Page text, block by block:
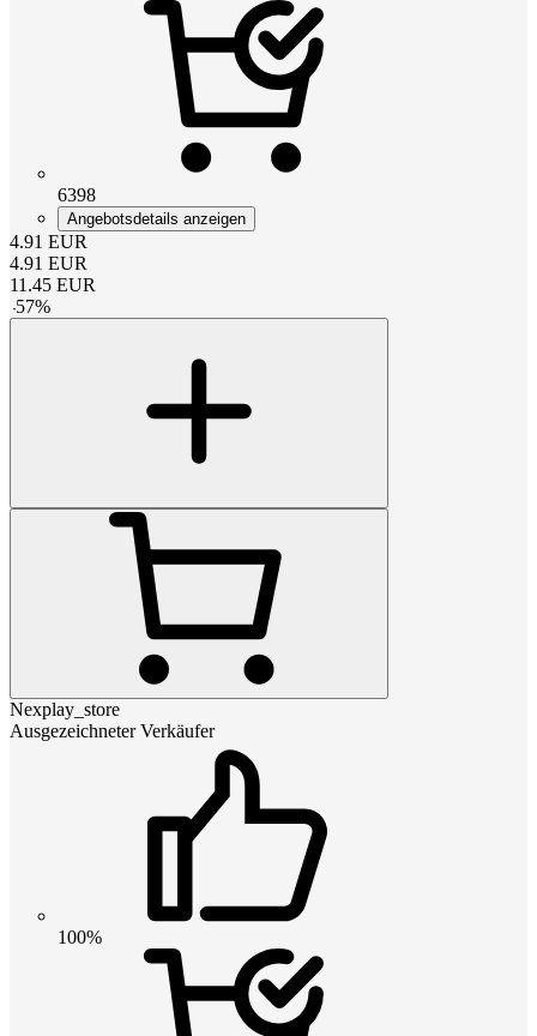
6398
Angebotsdetails anzeigen
4.91 EUR
4.91 EUR
11.45 EUR
-57%
Nexplay_store
Ausgezeichneter Verkäufer
100%